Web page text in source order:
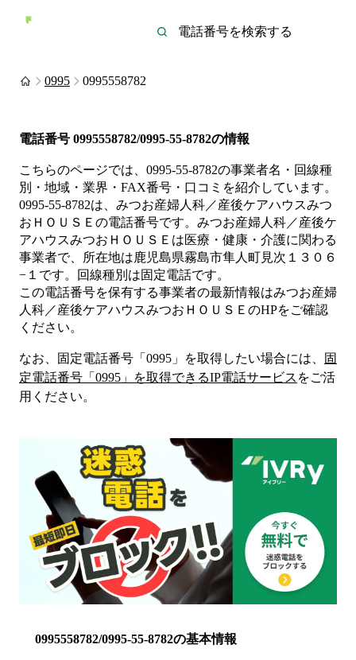
0995 0995558782
電話番号 0995558782/0995-55-8782の情報
こちらのページでは、 0995-55-8782の事業者名・回線種
別・地域・業界・FAX番号・口コミを紹介しています。
0995-55-8782は、 みつお産婦人科／産後ケアハウスみつ
おＨＯＵＳＥ の電話番号です。 みつお産婦人科／産後ケ
アハウスみつおＨＯＵＳＥは医療・健康・介護に関わる
事業者で、所在地は鹿児島県霧島市隼人町見次１３０６
−１ です。 回線種別は固定電話です。
この電話番号を保有する事業者の最新情報はみつお産婦
人科／産後ケアハウスみつおＨＯＵＳＥ のHPをご確認
ください。
なお、固定電話番号「 0995 」を取得したい場合には、
固
定電話番号「 0995 」を取得できるIP電話サービス をご活
用ください。
0995558782/0995-55-8782の基本情報